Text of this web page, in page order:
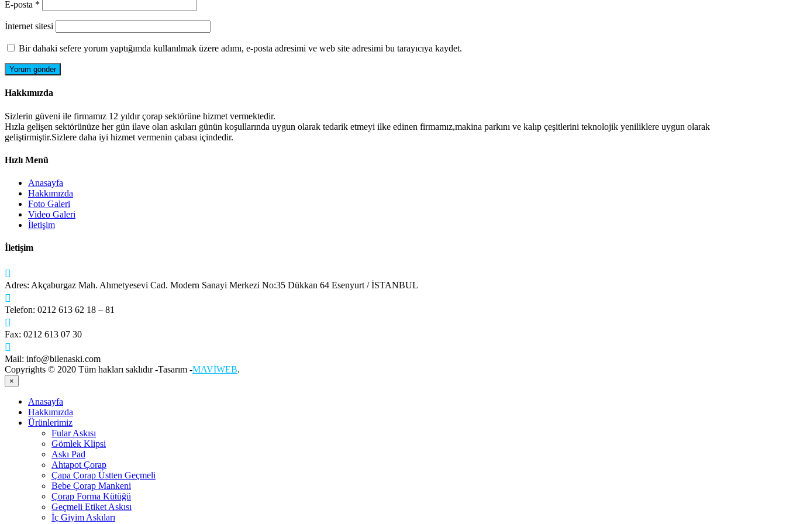
E-posta *
İnternet sitesi
Bir dahaki sefere yorum yaptığımda kullanılmak üzere adımı, e-posta adresimi ve web site adresimi bu tarayıcıya kaydet.
Hakkımızda
Sizlerin güveni ile firmamız 12 yıldır çorap sektörüne hizmet vermektedir.
Hızla gelişen sektörünüze her gün ilave olan askıları günün koşullarında uygun olarak tedarik etmeyi ilke edinen firmamız,makina parkını ve kalıp çeşitlerini teknolojik yeniliklere uygun olarak
geliştirmiştir.Sizlere daha iyi hizmet vermenin çabası içindedir.
Hızlı Menü
Anasayfa
Hakkımızda
Foto Galeri
Video Galeri
İletişim
İletişim
Adres: Akçaburgaz Mah. Ahmetyesevi Cad. Modern Sanayi Merkezi No:35 Dükkan 64 Esenyurt / İSTANBUL
Telefon: 0212 613 62 18 – 81
Fax: 0212 613 07 30
Mail: info@bilenaski.com
Copyrights © 2020 Tüm hakları saklıdır -Tasarım -MAVİWEB.
×
Anasayfa
Hakkımızda
Ürünlerimiz
Fular Askısı
Gömlek Klipsi
Askı Pad
Ahtapot Çorap
Çapa Çorap Üstten Geçmeli
Bebe Çorap Mankeni
Çorap Forma Kütüğü
Geçmeli Etiket Askısı
İç Giyim Askıları